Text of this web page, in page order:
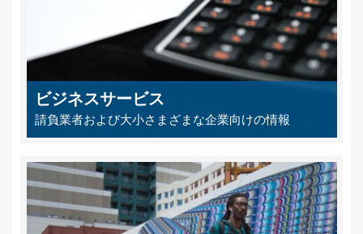
ビジネスサービス
請負業者および大小さまざまな企業向けの情報